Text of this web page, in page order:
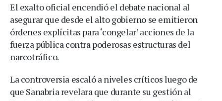
El exalto oficial encendió el debate nacional al
asegurar que desde el alto gobierno se emitieron
órdenes explícitas para ‘congelar’ acciones de la
fuerza pública contra poderosas estructuras del
narcotráfico.
La controversia escaló a niveles críticos luego de
que Sanabria revelara que durante su gestión al